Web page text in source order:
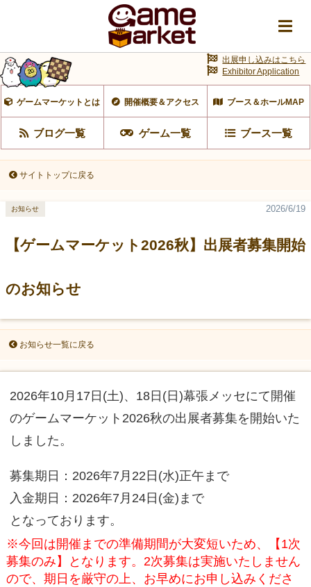
ゲームマーケットとは 開催概要＆アクセス ブース＆ホールMAP
ブログ一覧 ゲーム一覧 ブース一覧
出展申し込みはこちら
Exhibitor Application
サイトトップに戻る
【ゲームマーケット2026秋】出展者募集開始
のお知らせ
2026/6/19
お知らせ
お知らせ一覧に戻る
2026年10月17日(土)、18日(日)幕張メッセにて開催
のゲームマーケット2026秋の出展者募集を開始いた
しました。
募集期日：2026年7月22日(水)正午まで
入金期日：2026年7月24日(金)まで
となっております。
※今回は開催までの準備期間が大変短いため、【1次
募集のみ】となります。2次募集は実施いたしません
ので、期日を厳守の上、お早めにお申し込みくださ